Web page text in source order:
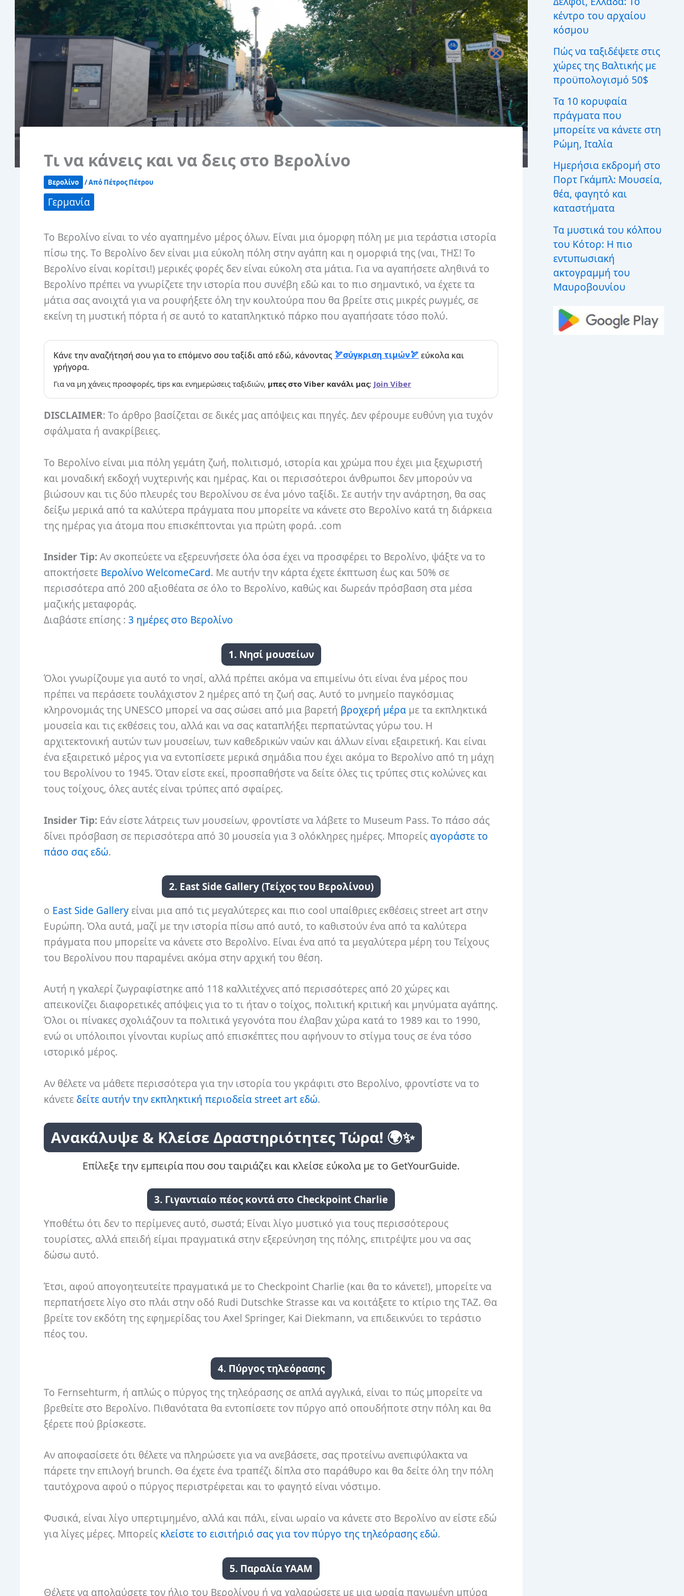
Τι να κάνεις και να δεις στο Βερολίνο
Βερολίνο / Από Πέτρος Πέτρου
Γερμανία
Το Βερολίνο είναι το νέο αγαπημένο μέρος όλων. Είναι μια όμορφη πόλη με μια τεράστια ιστορία
πίσω της. Το Βερολίνο δεν είναι μια εύκολη πόλη στην αγάπη και η ομορφιά της (ναι, ΤΗΣ! Το
Βερολίνο είναι κορίτσι!) μερικές φορές δεν είναι εύκολη στα μάτια. Για να αγαπήσετε αληθινά το
Βερολίνο πρέπει να γνωρίζετε την ιστορία που συνέβη εδώ και το πιο σημαντικό, να έχετε τα
μάτια σας ανοιχτά για να ρουφήξετε όλη την κουλτούρα που θα βρείτε στις μικρές ρωγμές, σε
εκείνη τη μυστική πόρτα ή σε αυτό το καταπληκτικό πάρκο που αγαπήσατε τόσο πολύ.
Κάνε την αναζήτησή σου για το επόμενο σου ταξίδι από εδώ, κάνοντας σύγκριση τιμών
εύκολα και
γρήγορα.
Για να μη χάνεις προσφορές, tips και ενημερώσεις ταξιδιών, μπες στο Viber κανάλι μας: Join Viber
DISCLAIMER: Το άρθρο βασίζεται σε δικές μας απόψεις και πηγές. Δεν φέρουμε ευθύνη για τυχόν
σφάλματα ή ανακρίβειες.
Το Βερολίνο είναι μια πόλη γεμάτη ζωή, πολιτισμό, ιστορία και χρώμα που έχει μια ξεχωριστή
και μοναδική εκδοχή νυχτερινής και ημέρας. Και οι περισσότεροι άνθρωποι δεν μπορούν να
βιώσουν και τις δύο πλευρές του Βερολίνου σε ένα μόνο ταξίδι. Σε αυτήν την ανάρτηση, θα σας
δείξω μερικά από τα καλύτερα πράγματα που μπορείτε να κάνετε στο Βερολίνο κατά τη διάρκεια
της ημέρας για άτομα που επισκέπτονται για πρώτη φορά. .com
Insider Tip:Αν σκοπεύετε να εξερευνήσετε όλα όσα έχει να προσφέρει το Βερολίνο, ψάξτε να το
αποκτήσετε Βερολίνο WelcomeCard. Με αυτήν την κάρτα έχετε έκπτωση έως και 50% σε
περισσότερα από 200 αξιοθέατα σε όλο το Βερολίνο, καθώς και δωρεάν πρόσβαση στα μέσα
μαζικής μεταφοράς.
Διαβάστε επίσης : 3 ημέρες στο Βερολίνο
1. Νησί μουσείων
Όλοι γνωρίζουμε για αυτό το νησί, αλλά πρέπει ακόμα να επιμείνω ότι είναι ένα μέρος που
πρέπει να περάσετε τουλάχιστον 2 ημέρες από τη ζωή σας. Αυτό το μνημείο παγκόσμιας
κληρονομιάς της UNESCO μπορεί να σας σώσει από μια βαρετή βροχερή μέρα με τα εκπληκτικά
μουσεία και τις εκθέσεις του, αλλά και να σας καταπλήξει περπατώντας γύρω του. Η
αρχιτεκτονική αυτών των μουσείων, των καθεδρικών ναών και άλλων είναι εξαιρετική. Και είναι
ένα εξαιρετικό μέρος για να εντοπίσετε μερικά σημάδια που έχει ακόμα το Βερολίνο από τη μάχη
του Βερολίνου το 1945. Όταν είστε εκεί, προσπαθήστε να δείτε όλες τις τρύπες στις κολώνες και
τους τοίχους, όλες αυτές είναι τρύπες από σφαίρες.
Insider Tip: Εάν είστε λάτρεις των μουσείων, φροντίστε να λάβετε το Museum Pass. Το πάσο σάς
δίνει πρόσβαση σε περισσότερα από 30 μουσεία για 3 ολόκληρες ημέρες. Μπορείς αγοράστε το
πάσο σας εδώ.
2. East Side Gallery (Τείχος του Βερολίνου)
ο East Side Gallery είναι μια από τις μεγαλύτερες και πιο cool υπαίθριες εκθέσεις street art στην
Ευρώπη. Όλα αυτά, μαζί με την ιστορία πίσω από αυτό, το καθιστούν ένα από τα καλύτερα
πράγματα που μπορείτε να κάνετε στο Βερολίνο. Είναι ένα από τα μεγαλύτερα μέρη του Τείχους
του Βερολίνου που παραμένει ακόμα στην αρχική του θέση.
Αυτή η γκαλερί ζωγραφίστηκε από 118 καλλιτέχνες από περισσότερες από 20 χώρες και
απεικονίζει διαφορετικές απόψεις για το τι ήταν ο τοίχος, πολιτική κριτική και μηνύματα αγάπης.
Όλοι οι πίνακες σχολιάζουν τα πολιτικά γεγονότα που έλαβαν χώρα κατά το 1989 και το 1990,
ενώ οι υπόλοιποι γίνονται κυρίως από επισκέπτες που αφήνουν το στίγμα τους σε ένα τόσο
ιστορικό μέρος.
Αν θέλετε να μάθετε περισσότερα για την ιστορία του γκράφιτι στο Βερολίνο, φροντίστε να το
κάνετε δείτε αυτήν την εκπληκτική περιοδεία street art εδώ.
Ανακάλυψε & Κλείσε Δραστηριότητες Τώρα! 🌍✨
Επίλεξε την εμπειρία που σου ταιριάζει και κλείσε εύκολα με το GetYourGuide.
3. Γιγαντιαίο πέος κοντά στο Checkpoint Charlie
Υποθέτω ότι δεν το περίμενες αυτό, σωστά; Είναι λίγο μυστικό για τους περισσότερους
τουρίστες, αλλά επειδή είμαι πραγματικά στην εξερεύνηση της πόλης, επιτρέψτε μου να σας
δώσω αυτό.
Έτσι, αφού απογοητευτείτε πραγματικά με το Checkpoint Charlie (και θα το κάνετε!), μπορείτε να
περπατήσετε λίγο στο πλάι στην οδό Rudi Dutschke Strasse και να κοιτάξετε το κτίριο της TAZ. Θα
βρείτε τον εκδότη της εφημερίδας του Axel Springer, Kai Diekmann, να επιδεικνύει το τεράστιο
πέος του.
4. Πύργος τηλεόρασης
Το Fernsehturm, ή απλώς ο πύργος της τηλεόρασης σε απλά αγγλικά, είναι το πώς μπορείτε να
βρεθείτε στο Βερολίνο. Πιθανότατα θα εντοπίσετε τον πύργο από οπουδήποτε στην πόλη και θα
ξέρετε πού βρίσκεστε.
Αν αποφασίσετε ότι θέλετε να πληρώσετε για να ανεβάσετε, σας προτείνω ανεπιφύλακτα να
πάρετε την επιλογή brunch. Θα έχετε ένα τραπέζι δίπλα στο παράθυρο και θα δείτε όλη την πόλη
ταυτόχρονα αφού ο πύργος περιστρέφεται και το φαγητό είναι νόστιμο.
Φυσικά, είναι λίγο υπερτιμημένο, αλλά και πάλι, είναι ωραίο να κάνετε στο Βερολίνο αν είστε εδώ
για λίγες μέρες. Μπορείς κλείστε το εισιτήριό σας για τον πύργο της τηλεόρασης εδώ.
5. Παραλία YAAM
Θέλετε να απολαύσετε τον ήλιο του Βερολίνου ή να χαλαρώσετε με μια ωραία παγωμένη μπύρα
ι
α
κέντρο του αρχαίου
κόσμου
Πώς να ταξιδέψετε στις
χώρες της Βαλτικής με
προϋπολογισμό 50$
Τα 10 κορυφαία
πράγματα που
μπορείτε να κάνετε στη
Ρώμη, Ιταλία
Ημερήσια εκδρομή στο
Πορτ Γκάμπλ: Μουσεία,
θέα, φαγητό και
καταστήματα
Τα μυστικά του κόλπου
του Κότορ: Η πιο
εντυπωσιακή
ακτογραμμή του
Μαυροβουνίου